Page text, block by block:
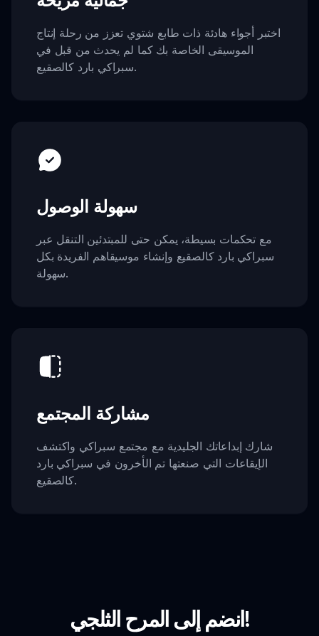
اختبر أجواء هادئة ذات طابع شتوي تعزز من رحلة إنتاج
الموسيقى الخاصة بك كما لم يحدث من قبل في
سبراكي بارد كالصقيع.
سهولة الوصول
مع تحكمات بسيطة، يمكن حتى للمبتدئين التنقل عبر
سبراكي بارد كالصقيع وإنشاء موسيقاهم الفريدة بكل
سهولة.
مشاركة المجتمع
شارك إبداعاتك الجليدية مع مجتمع سبراكي واكتشف
الإيقاعات التي صنعتها تم الأخرون في سبراكي بارد
كالصقيع.
انضم إلى المرح الثلجي!